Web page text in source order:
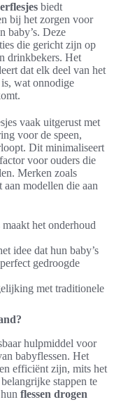
biedt
bij het zorgen voor
baby’s. Deze
die gericht zijn op
drinkbekers. Het
dat elk deel van het
wat onnodige
vaak uitgerust met
voor de speen,
Dit minimaliseert
voor ouders die
Merken zoals
modellen die aan
maakt het onderhoud
idee dat hun baby’s
gedroogde
met traditionele
hulpmiddel voor
babyflessen. Het
efficiënt zijn, mits het
stappen te
flessen drogen